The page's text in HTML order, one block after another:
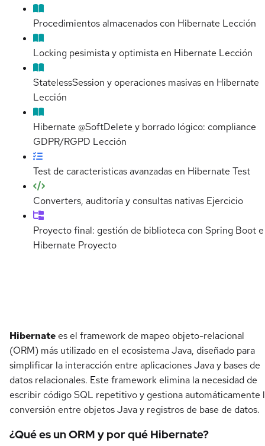
Procedimientos almacenados con Hibernate Lección
Locking pesimista y optimista en Hibernate Lección
StatelessSession y operaciones masivas en Hibernate
Lección
Hibernate @SoftDelete y borrado lógico: compliance
GDPR/RGPD Lección
Test de caracteristicas avanzadas en Hibernate Test
Converters, auditoría y consultas nativas Ejercicio
Proyecto final: gestión de biblioteca con Spring Boot e
Hibernate Proyecto
Detalles del curso
Hibernate es el framework de mapeo objeto-relacional
(ORM) más utilizado en el ecosistema Java, diseñado para
simplificar la interacción entre aplicaciones Java y bases de
datos relacionales. Este framework elimina la necesidad de
escribir código SQL repetitivo y gestiona automáticamente
conversión entre objetos Java y registros de base de datos.
¿Qué es un ORM y por qué Hibernate?